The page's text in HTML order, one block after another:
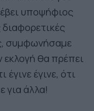
υποψήφιος
συμφωνήσαμε
εκλογή θα πρέπει
έγινε έγινε, ότι
για άλλα!